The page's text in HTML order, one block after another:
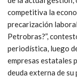
competitiva la
precarización
Petrobras?”,
periodística, luego
empresas estatales
deuda externa de